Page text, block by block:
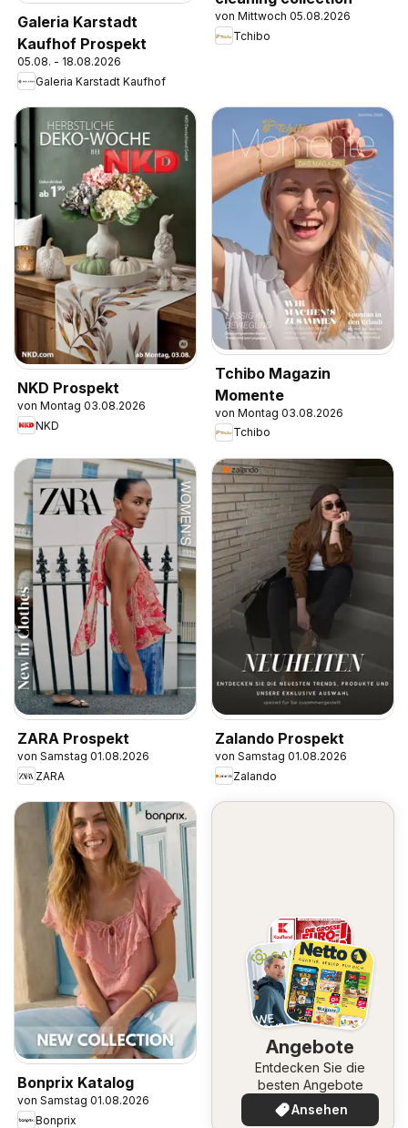
Galeria Karstadt
Kaufhof Prospekt
05.08. - 18.08.2026
Galeria Karstadt Kaufhof
von Mittwoch 05.08.2026
Tchibo
NKD Prospekt
von Montag 03.08.2026
NKD
Tchibo Magazin
Momente
von Montag 03.08.2026
Tchibo
ZARA Prospekt
von Samstag 01.08.2026
ZARA
Zalando Prospekt
von Samstag 01.08.2026
Zalando
Bonprix Katalog
von Samstag 01.08.2026
Bonprix
Angebote
Entdecken Sie die
besten Angebote
Ansehen